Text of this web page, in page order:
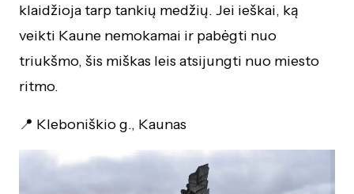
klaidžioja tarp tankių medžių. Jei ieškai, ką
veikti Kaune nemokamai ir pabėgti nuo
triukšmo, šis miškas leis atsijungti nuo miesto
ritmo.
📍 Kleboniškio g., Kaunas